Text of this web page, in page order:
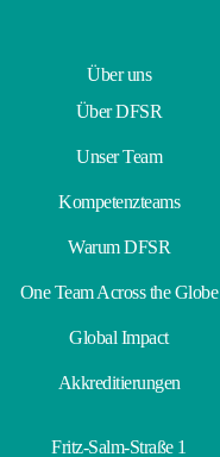
Über uns
Über DFSR
Unser Team
Kompetenzteams
Warum DFSR
One Team Across the Globe
Global Impact
Akkreditierungen
Fritz-Salm-Straße 1